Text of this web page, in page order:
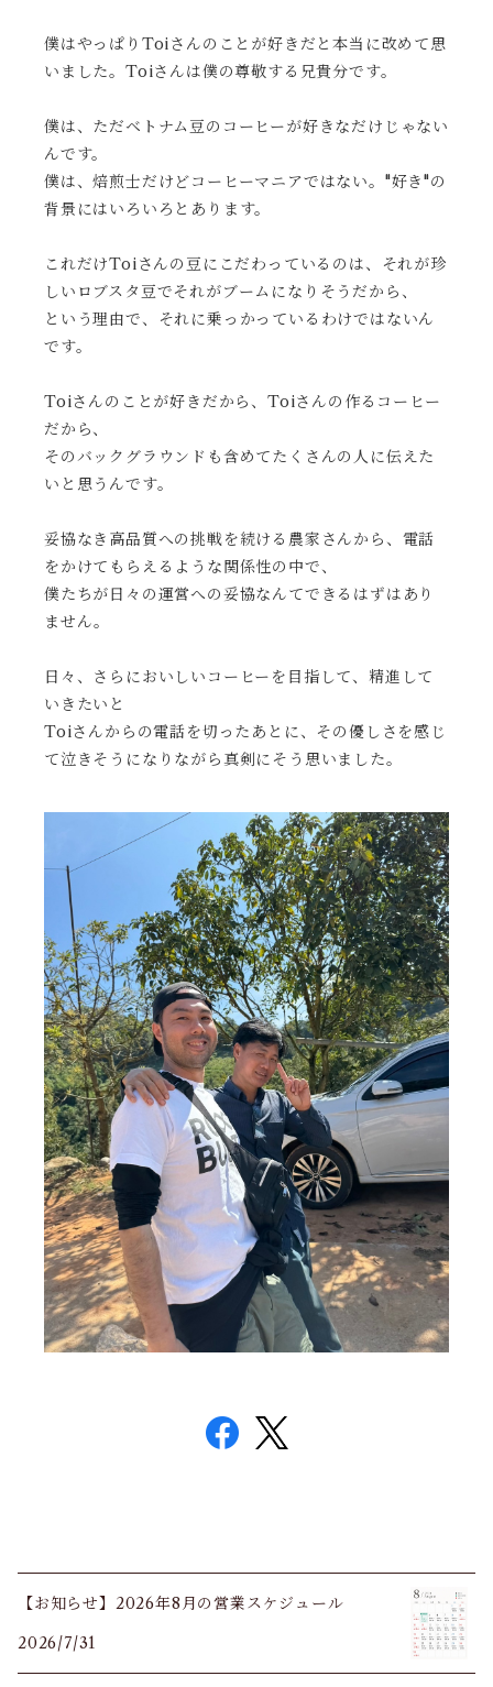
僕はやっぱりToiさんのことが好きだと本当に改めて思
いました。Toiさんは僕の尊敬する兄貴分です。
僕は、ただベトナム豆のコーヒーが好きなだけじゃない
んです。
僕は、焙煎士だけどコーヒーマニアではない。"好き"の
背景にはいろいろとあります。
これだけToiさんの豆にこだわっているのは、それが珍
しいロブスタ豆でそれがブームになりそうだから、
という理由で、それに乗っかっているわけではないん
です。
Toiさんのことが好きだから、Toiさんの作るコーヒー
だから、
そのバックグラウンドも含めてたくさんの人に伝えた
いと思うんです。
妥協なき高品質への挑戦を続ける農家さんから、電話
をかけてもらえるような関係性の中で、
僕たちが日々の運営への妥協なんてできるはずはあり
ません。
日々、さらにおいしいコーヒーを目指して、精進して
いきたいと
Toiさんからの電話を切ったあとに、その優しさを感じ
て泣きそうになりながら真剣にそう思いました。
【お知らせ】2026年8月の営業スケジュール
2026/7/31